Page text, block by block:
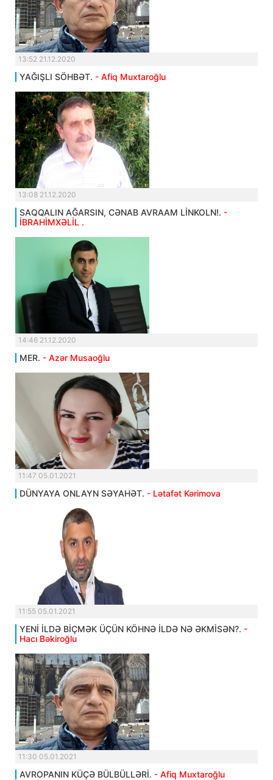
13:52 21.12.2020
YAĞIŞLI SÖHBƏT. - Afiq Muxtaroğlu
13:08 21.12.2020
SAQQALIN AĞARSIN, CƏNAB AVRAAM LİNKOLN!. -
İBRAHİMXƏLİL .
14:46 21.12.2020
MER. - Azər Musaoğlu
11:47 05.01.2021
DÜNYAYA ONLAYN SƏYAHƏT. - Lətafət Kərimova
11:55 05.01.2021
YENİ İLDƏ BİÇMƏK ÜÇÜN KÖHNƏ İLDƏ NƏ ƏKMİSƏN?. -
Hacı Bəkiroğlu
11:30 05.01.2021
AVROPANIN KÜÇƏ BÜLBÜLLƏRİ. - Afiq Muxtaroğlu